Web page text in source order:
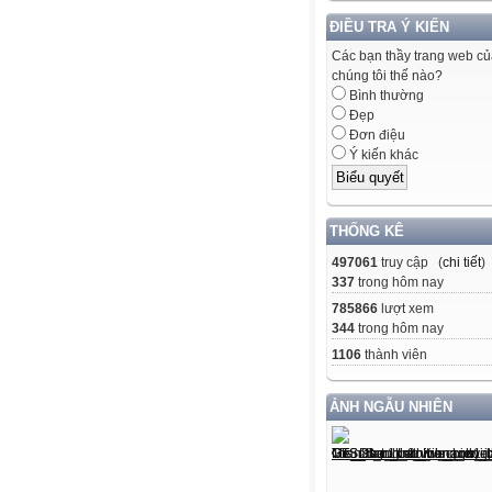
ĐIỀU TRA Ý KIẾN
Các bạn thầy trang web
chúng tôi thế nào?
Bình thường
Đẹp
Đơn điệu
Ý kiến khác
THỐNG KÊ
497061 truy cập (chi tiết)
337 trong hôm nay
785866 lượt xem
344 trong hôm nay
1106 thành viên
ẢNH NGẪU NHIÊN